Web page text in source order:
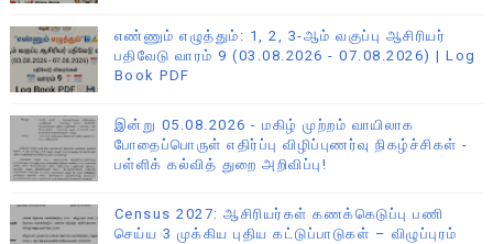
எண்ணும் எழுத்தும்: 1, 2, 3-ஆம் வகுப்பு ஆசிரியர்
பதிவேடு வாரம் 9 (03.08.2026 - 07.08.2026) | Log
Book PDF
இன்று 05.08.2026 - மகிழ் முற்றம் வாயிலாக
போதைப்பொருள் எதிர்ப்பு விழிப்புணர்வு நிகழ்ச்சிகள் -
பள்ளிக் கல்வித் துறை அறிவிப்பு!
Census 2027: ஆசிரியர்கள் கணக்கெடுப்பு பணி
செய்ய 3 முக்கிய புதிய கட்டுப்பாடுகள் – விழுப்புரம்